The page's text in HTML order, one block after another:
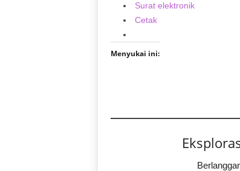
Surat elektronik
Cetak
Menyukai ini: